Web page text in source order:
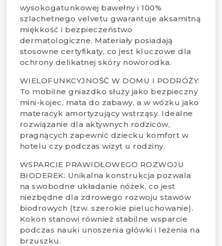
wysokogatunkowej bawełny i 100%
szlachetnego velvetu gwarantuje aksamitną
miękkość i bezpieczeństwo
dermatologiczne. Materiały posiadają
stosowne certyfikaty, co jest kluczowe dla
ochrony delikatnej skóry noworodka.
WIELOFUNKCYJNOŚĆ W DOMU I PODRÓŻY:
To mobilne gniazdko służy jako bezpieczny
mini-kojec, mata do zabawy, a w wózku jako
materacyk amortyzujący wstrząsy. Idealne
rozwiązanie dla aktywnych rodziców,
pragnących zapewnić dziecku komfort w
hotelu czy podczas wizyt u rodziny.
WSPARCIE PRAWIDŁOWEGO ROZWOJU
BIODEREK: Unikalna konstrukcja pozwala
na swobodne układanie nóżek, co jest
niezbędne dla zdrowego rozwoju stawów
biodrowych (tzw. szerokie pieluchowanie).
Kokon stanowi również stabilne wsparcie
podczas nauki unoszenia główki i leżenia na
brzuszku.